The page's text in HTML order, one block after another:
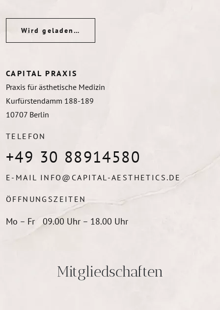
Wird geladen…
CAPITAL PRAXIS
Praxis für ästhetische Medizin
Kurfürstendamm 188-189
10707 Berlin
TELEFON
+49 30 88914580
E-MAIL INFO@CAPITAL-AESTHETICS.DE
ÖFFNUNGSZEITEN
Mo – Fr 09.00 Uhr – 18.00 Uhr
Mitgliedschaften